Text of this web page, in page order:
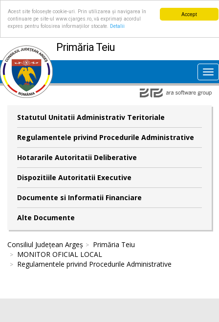
Accept
Acest site folosește cookie-uri. Prin utilizarea și navigarea în
continuare pe site-ul www.cjarges.ro, vă exprimați acordul
expres pentru folosirea informațiilor stocate.
Detalii
Primăria Teiu
Statutul Unitatii Administrativ Teritoriale
Regulamentele privind Procedurile Administrative
Hotararile Autoritatii Deliberative
Dispozitiile Autoritatii Executive
Documente si Informatii Financiare
Alte Documente
Consiliul Județean Argeș
Primăria Teiu
MONITOR OFICIAL LOCAL
Regulamentele privind Procedurile Administrative